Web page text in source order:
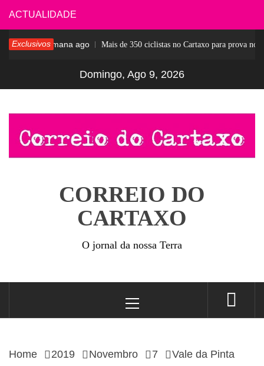
Skip
to
content
ACTUALIDADE
Exclusivos1 semana ago Mais de 350 ciclistas no Cartaxo para prova
Domingo, Ago 9, 2026
CORREIO DO
CARTAXO
O jornal da nossa Terra
Menu
Home 2019 Novembro 7
Vale da Pinta